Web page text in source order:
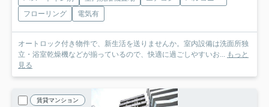
フローリング
電気有
オートロック付き物件で、新生活を送りませんか。室内設備は洗面所独
立・浴室乾燥機などが揃っているので、快適に過ごしやすいお... もっと
見る
賃貸マンション